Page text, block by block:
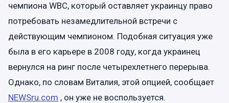
чемпиона WBC, который оставляет украинцу право
потребовать незамедлительной встречи с
действующим чемпионом. Подобная ситуация уже
была в его карьере в 2008 году, когда украинец
вернулся на ринг после четырехлетнего перерыва.
Однако, по словам Виталия, этой опцией, сообщает
NEWSru.com , он уже не воспользуется.